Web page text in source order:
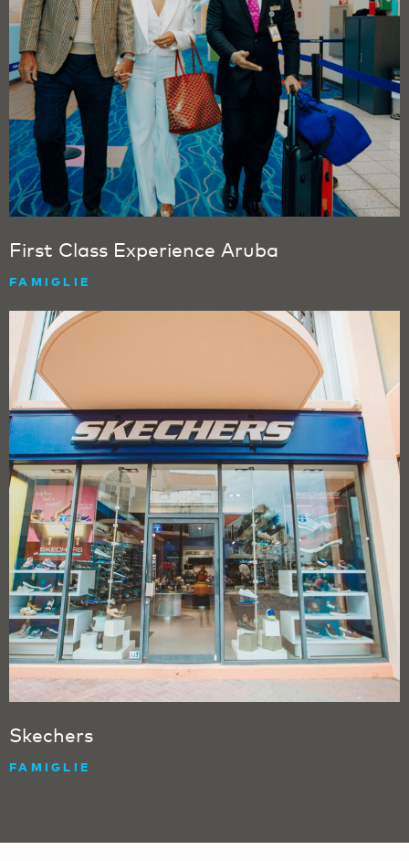
First Class Experience Aruba
FAMIGLIE
Skechers
FAMIGLIE